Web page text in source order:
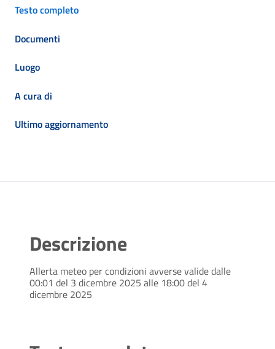
Testo completo
Documenti
Luogo
A cura di
Ultimo aggiornamento
Descrizione
Allerta meteo per condizioni avverse valide dalle
00:01 del 3 dicembre 2025 alle 18:00 del 4
dicembre 2025